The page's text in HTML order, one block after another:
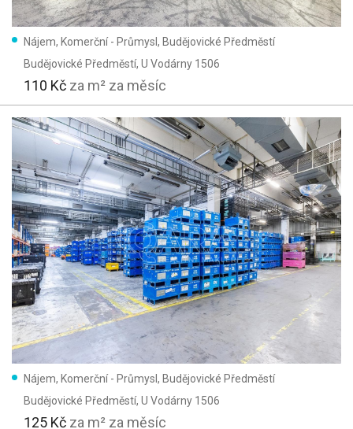
Nájem, Komerční - Průmysl, Budějovické Předměstí
Budějovické Předměstí, U Vodárny 1506
110 Kč za m² za měsíc
Nájem, Komerční - Průmysl, Budějovické Předměstí
Budějovické Předměstí, U Vodárny 1506
125 Kč za m² za měsíc